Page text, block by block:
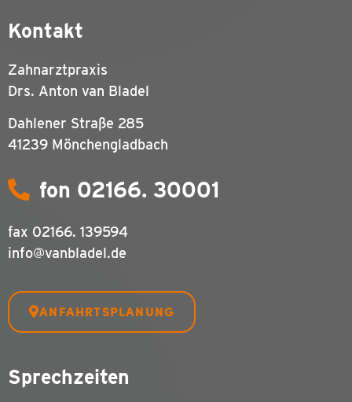
Kontakt
Zahnarztpraxis
Drs. Anton van Bladel
Dahlener Straße 285
41239 Mönchengladbach
fon 02166. 30001
fax 02166. 139594
info@vanbladel.de
ANFAHRTSPLANUNG
Sprechzeiten